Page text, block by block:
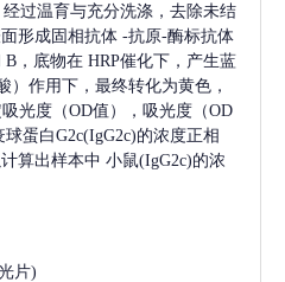
经过温育与充分洗涤，去除未结
形成固相抗体 -抗原-酶标抗体
，底物在 HRP催化下，产生蓝
）作用下，最终转化为黄色，
光度（OD值），吸光度（OD
蛋白G2c(IgG2c)的浓度正相
算出样本中 小鼠(IgG2c)的浓
片)